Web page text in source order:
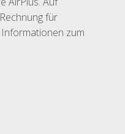
für
zum